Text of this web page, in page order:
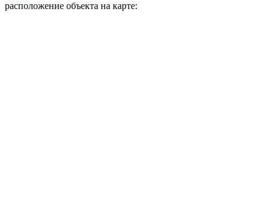
расположение объекта на карте: